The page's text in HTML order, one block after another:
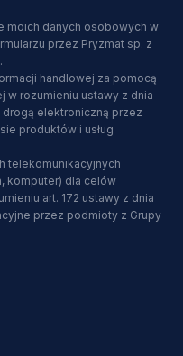
moich danych osobowych w
przez Pryzmat sp. z
handlowej za pomocą
w rozumieniu ustawy z dnia
drogą elektroniczną przez
produktów i usług
telekomunikacyjnych
komputer) dla celów
art. 172 ustawy z dnia
przez podmioty z Grupy